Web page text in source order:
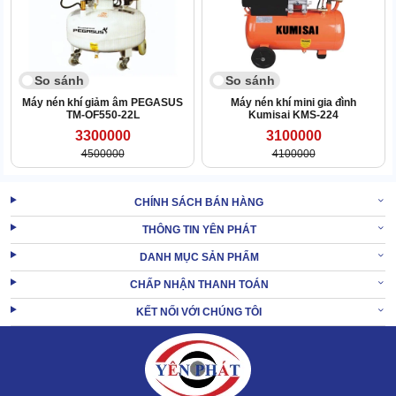
1.5 Đồng hồ đo áp, rơ le cảm biến áp suất
Máy được trang bị đồng hồ đo áp suất để người dùng chủ động
theo dõi thông số trong bình chứa. Cùng với đó là hỗ trợ từ rơle áp
suất để quá trình có thể tự ngắt nếu đạt ngưỡng áp suất chuẩn.
So sánh
Máy nén khí giảm âm PEGASUS
TM-OF550-22L
3300000
4500000
So sánh
Máy nén khí mini gia đình
Kumisai KMS-224
3100000
4100000
CHÍNH SÁCH BÁN HÀNG
THÔNG TIN YÊN PHÁT
DANH MỤC SẢN PHẨM
CHẤP NHẬN THANH TOÁN
KẾT NỐI VỚI CHÚNG TÔI